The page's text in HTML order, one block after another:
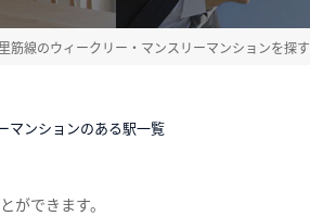
筋線のウィークリー・マンスリーマンションを探す
マンションのある駅一覧
ができます。